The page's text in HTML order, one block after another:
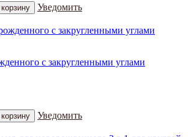
Уведомить
с закругленными углами
Уведомить